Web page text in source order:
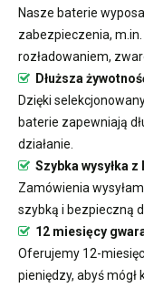
Nasze baterie
zabezpieczenia,
rozładowaniem,
Dłuższa
Dzięki
baterie zapewniają
działanie.
Szybka wysyłka
Zamówienia
szybką i bezpieczną
12 miesięcy
Oferujemy 12-
pieniędzy, abyś mógł